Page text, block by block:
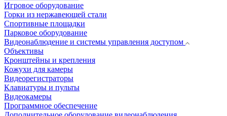
Игровое оборудование
Горки из нержавеющей стали
Спортивные площадки
Парковое оборудование
Видеонаблюдение и системы управления доступом
Объективы
Кронштейны и крепления
Кожухи для камеры
Видеорегистраторы
Клавиатуры и пульты
Видеокамеры
Программное обеспечение